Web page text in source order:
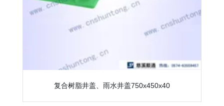
复合树脂井盖、雨水井盖750x450x40